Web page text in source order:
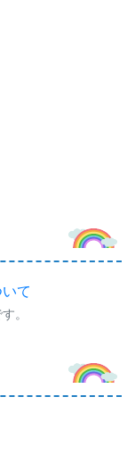
て
。